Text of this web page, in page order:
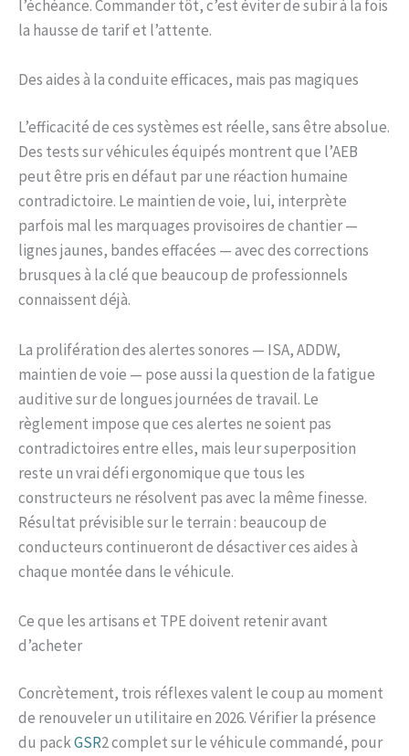
l’échéance. Commander tôt, c’est éviter de subir à la fois
la hausse de tarif et l’attente.
Des aides à la conduite efficaces, mais pas magiques
L’efficacité de ces systèmes est réelle, sans être absolue.
Des tests sur véhicules équipés montrent que l’AEB
peut être pris en défaut par une réaction humaine
contradictoire. Le maintien de voie, lui, interprète
parfois mal les marquages provisoires de chantier —
lignes jaunes, bandes effacées — avec des corrections
brusques à la clé que beaucoup de professionnels
connaissent déjà.
La prolifération des alertes sonores — ISA, ADDW,
maintien de voie — pose aussi la question de la fatigue
auditive sur de longues journées de travail. Le
règlement impose que ces alertes ne soient pas
contradictoires entre elles, mais leur superposition
reste un vrai défi ergonomique que tous les
constructeurs ne résolvent pas avec la même finesse.
Résultat prévisible sur le terrain : beaucoup de
conducteurs continueront de désactiver ces aides à
chaque montée dans le véhicule.
Ce que les artisans et TPE doivent retenir avant
d’acheter
Concrètement, trois réflexes valent le coup au moment
de renouveler un utilitaire en 2026. Vérifier la présence
du packGSR2 complet sur le véhicule commandé, pour